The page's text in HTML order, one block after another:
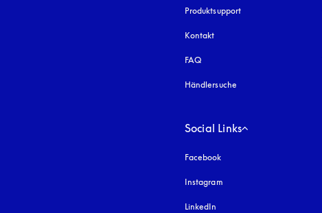
Produktsupport
Kontakt
FAQ
Händlersuche
Social Links
Facebook
Instagram
LinkedIn